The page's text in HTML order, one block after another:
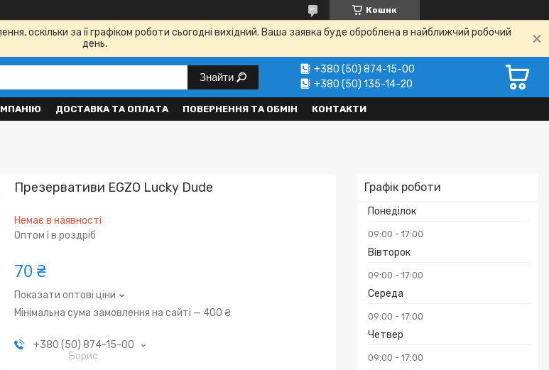
Кошик
оскільки за її графіком роботи сьогодні вихідний. Ваша заявка буде оброблена в найближчий робочий
день.
Знайти
+380 (50) 874-15-00
+380 (50) 135-14-20
ДОСТАВКА ТА ОПЛАТА ПОВЕРНЕННЯ ТА ОБМІН КОНТАКТИ
Графік роботи
Понеділок
09:00 17:00
Вівторок
09:00 17:00
Середа
09:00 17:00
Четвер
09:00 17:00
Презервативи EGZO Lucky Dude
Немає в наявності
Оптом і в роздріб
70 ₴
Показати оптові ціни
Мінімальна сума замовлення на сайті — 400 ₴
+380 (50) 874-15-00
Борис